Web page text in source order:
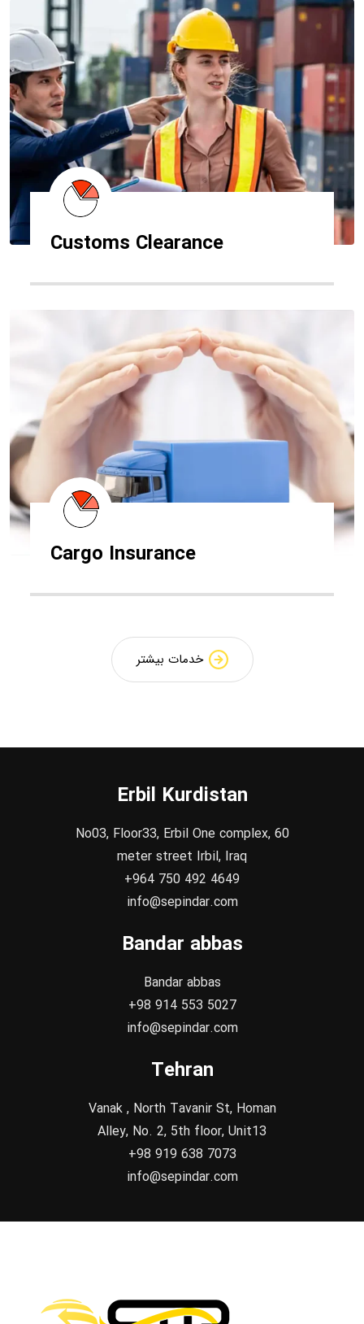
Customs Clearance
Cargo Insurance
خدمات بیشتر
Erbil Kurdistan
No03, Floor33, Erbil One complex, 60
meter street Irbil, Iraq
+964 750 492 4649
info@sepindar.com
Bandar abbas
Bandar abbas
+98 914 553 5027
info@sepindar.com
Tehran
Vanak , North Tavanir St, Homan
Alley, No. 2, 5th floor, Unit13
+98 919 638 7073
info@sepindar.com